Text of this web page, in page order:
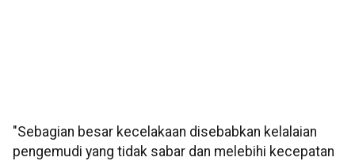
"Sebagian besar kecelakaan disebabkan kelalaian
pengemudi yang tidak sabar dan melebihi kecepatan